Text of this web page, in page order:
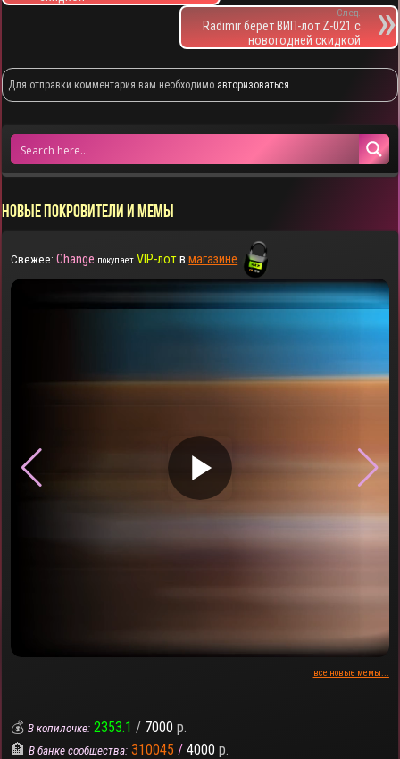
След.
Radimir берет ВИП-лот Z-021 с
новогодней скидкой
Для отправки комментария вам необходимо авторизоваться.
НОВЫЕ ПОКРОВИТЕЛИ И МЕМЫ
Свежее: Change покупает VIP-лотвмагазине
▶
все новые мемы...
💰В копилочке: 2353.1 / 7000 р.
🏦В банке сообщества: 310045 / 4000 р.